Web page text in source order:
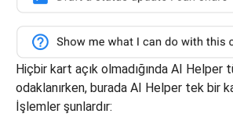
Hiçbir kart açık olmadığında AI Helper
odaklanırken, burada AI Helper tek bir
İşlemler şunlardır: